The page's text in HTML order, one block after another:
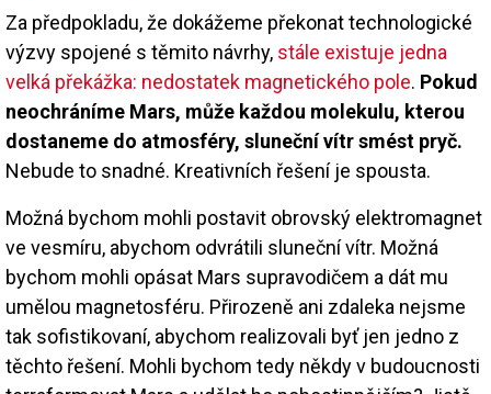
Za předpokladu, že dokážeme překonat technologické
výzvy spojené s těmito návrhy, stále existuje jedna
velká překážka: nedostatek magnetického pole. Pokud
neochráníme Mars, může každou molekulu, kterou
dostaneme do atmosféry, sluneční vítr smést pryč.
Nebude to snadné. Kreativních řešení je spousta.
Možná bychom mohli postavit obrovský elektromagnet
ve vesmíru, abychom odvrátili sluneční vítr. Možná
bychom mohli opásat Mars supravodičem a dát mu
umělou magnetosféru. Přirozeně ani zdaleka nejsme
tak sofistikovaní, abychom realizovali byť jen jedno z
těchto řešení. Mohli bychom tedy někdy v budoucnosti